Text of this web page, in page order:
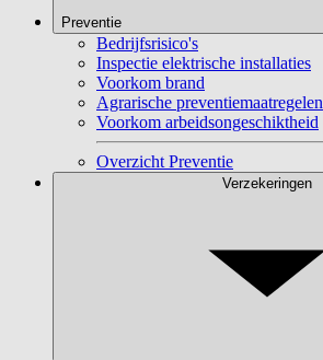
Preventie
Bedrijfsrisico's
Inspectie elektrische installaties
Voorkom brand
Agrarische preventiemaatregelen
Voorkom arbeidsongeschiktheid
Overzicht Preventie
Verzekeringen